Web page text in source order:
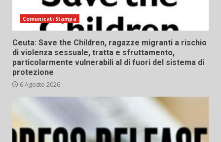
Comunicati Stampa
Ceuta: Save the Children, ragazze migranti a rischio
di violenza sessuale, tratta e sfruttamento,
particolarmente vulnerabili al di fuori del sistema di
protezione
6 Agosto 2026